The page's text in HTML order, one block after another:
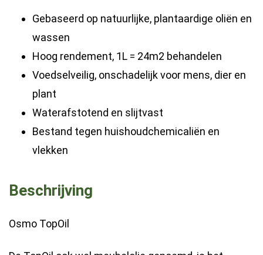
snijplank
-
Gebaseerd op natuurlijke, plantaardige oliën en
wassen
Hoog rendement, 1L = 24m2 behandelen
Voedselveilig, onschadelijk voor mens, dier en
plant
Waterafstotend en slijtvast
Bestand tegen huishoudchemicaliën en
vlekken
Beschrijving
Osmo TopOil